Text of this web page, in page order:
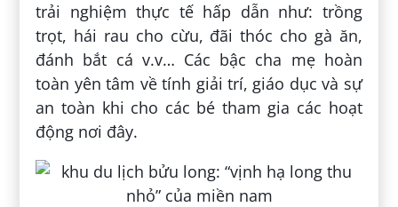
trải nghiệm thực tế hấp dẫn như: trồng
trọt, hái rau cho cừu, đãi thóc cho gà ăn,
đánh bắt cá v.v… Các bậc cha mẹ hoàn
toàn yên tâm về tính giải trí, giáo dục và sự
an toàn khi cho các bé tham gia các hoạt
động nơi đây.